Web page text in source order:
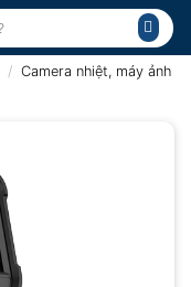
/ Camera nhiệt, máy ảnh